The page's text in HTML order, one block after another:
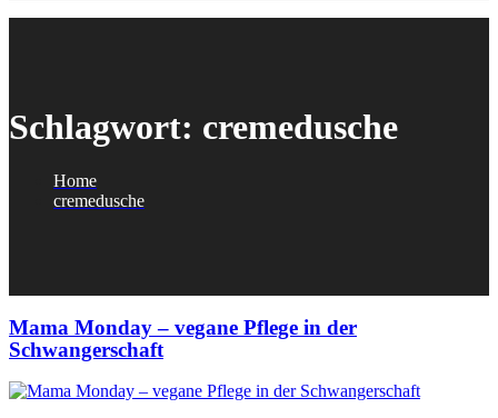
Schlagwort: cremedusche
Home
cremedusche
Mama Monday – vegane Pflege in der
Schwangerschaft